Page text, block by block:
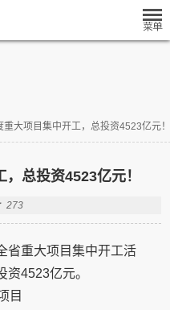
重大项目集中开工，总投资4523亿元！
总投资4523亿元！
273
省重大项目集中开工活
4523亿元。
目